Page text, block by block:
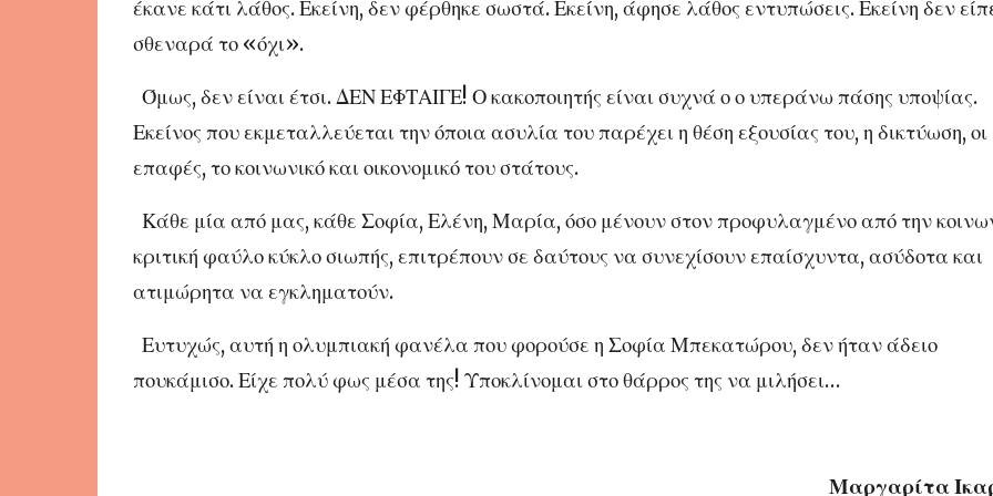
έκανε κάτι λάθος. Εκείνη, δεν φέρθηκε σωστά. Εκείνη, άφησε λάθος εντυπώσεις. Εκείνη δεν
σθεναρά το «όχι».
Όμως, δεν είναι έτσι. ΔΕΝ ΕΦΤΑΙΓΕ! Ο κακοποιητής είναι συχνά ο ο υπεράνω πάσης υποψίας.
Εκείνος που εκμεταλλεύεται την όποια ασυλία του παρέχει η θέση εξουσίας του, η δικτύωση, οι
επαφές, το κοινωνικό και οικονομικό του στάτους.
Κάθε μία από μας, κάθε Σοφία, Ελένη, Μαρία, όσο μένουν στον προφυλαγμένο από την
κριτική φαύλο κύκλο σιωπής, επιτρέπουν σε δαύτους να συνεχίσουν επαίσχυντα, ασύδοτα και
ατιμώρητα να εγκληματούν.
Ευτυχώς, αυτή η ολυμπιακή φανέλα που φορούσε η Σοφία Μπεκατώρου, δεν ήταν άδειο
πουκάμισο. Είχε πολύ φως μέσα της! Υποκλίνομαι στο θάρρος της να μιλήσει…
Μαργαρίτα